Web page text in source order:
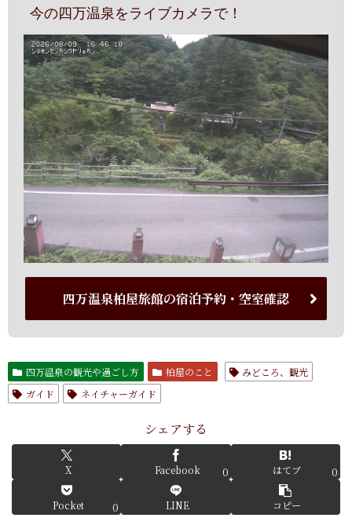
今の四万温泉をライブカメラで！
四万温泉柏屋旅館の宿泊予約・空室確認
四万温泉の観光や過ごし方 柏屋のこと
みどころ、観光
ガイド
ネイチャーガイド
シェアする
X Facebook 0 はてブ 0
Pocket 0 LINE コピー